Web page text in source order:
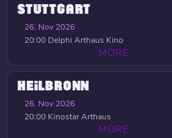
STUTTGART
26. Nov 2026
20:00 Delphi Arthaus Kino
MORE
HEILBRONN
26. Nov 2026
20:00 Kinostar Arthaus
MORE